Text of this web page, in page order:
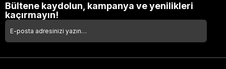
Bültene kaydolun, kampanya ve yenilikleri
kaçırmayın!